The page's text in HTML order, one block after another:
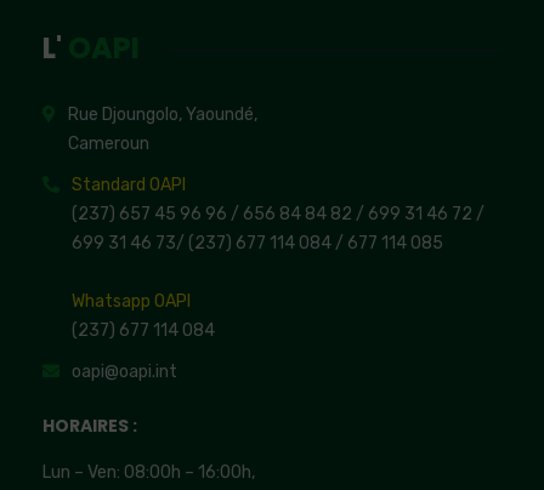
L'
Rue Djoungolo, Yaoundé,
Cameroun
Standard OAPI
(237) 657 45 96 96 / 656 84 84 82 / 699 31 46 72 /
699 31 46 73/ (237) 677 114 084 / 677 114 085
Whatsapp OAPI
(237) 677 114 084
oapi@oapi.int
HORAIRES :
Lun – Ven: 08:00h – 16:00h,